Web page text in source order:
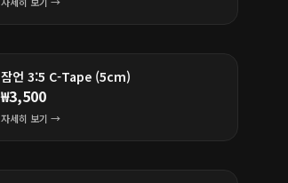
잠언 3:5 C-Tape (5cm)
₩3,500
자세히 보기 →